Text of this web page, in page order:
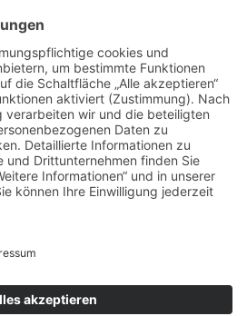
Beratung & Kontakt
Events & Aktionen